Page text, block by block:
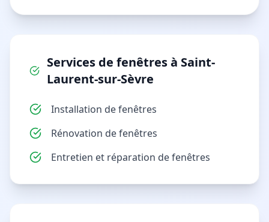
Services de fenêtresà Saint-
Laurent-sur-Sèvre
Installation de fenêtres
Rénovation de fenêtres
Entretien et réparation de fenêtres